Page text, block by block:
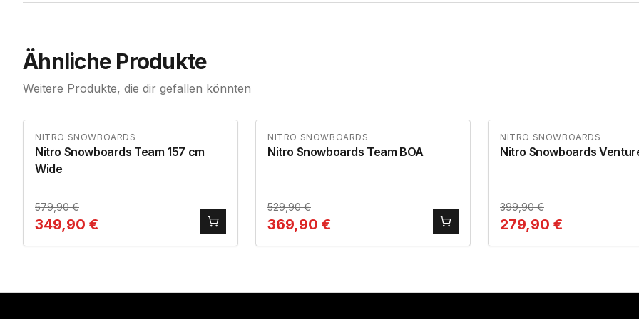
Ähnliche Produkte
Weitere Produkte, die dir gefallen könnten
NITRO SNOWBOARDS
Nitro Snowboards Team 157 cm
Wide
579,90€
349,90 €
NITRO SNOWBOARDS
Nitro Snowboards Team BOA
529,90€
369,90 €
NITRO SNOWBOARDS
Nitro Snowboards
399,90€
279,90 €